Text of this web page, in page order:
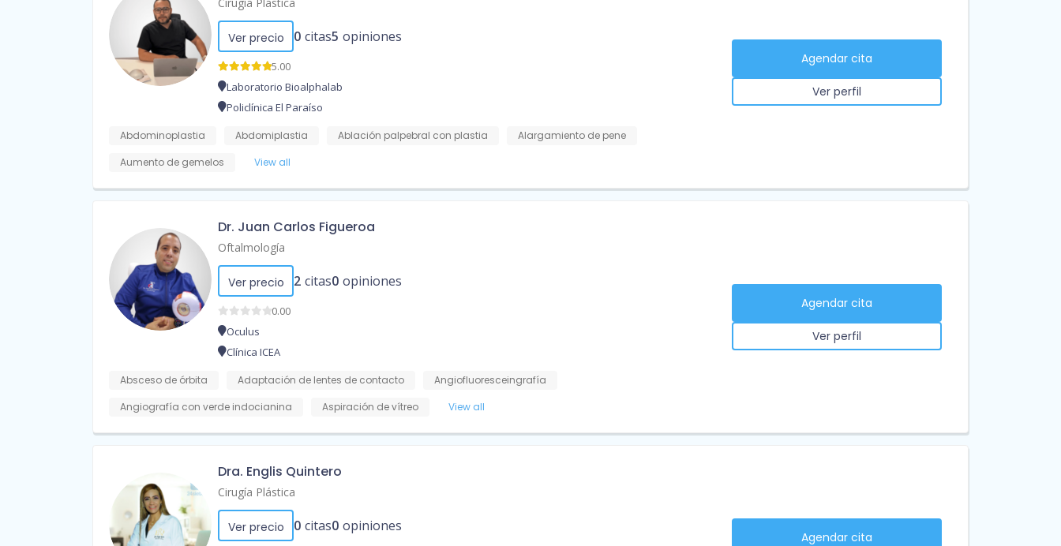
Ver precio 0 citas5 opiniones
5.00
Laboratorio Bioalphalab
Policlínica El Paraíso
Abdominoplastia Abdomiplastia Ablación palpebral con plastia
Alargamiento de pene
Aumento de gemelos
View all
Agendar cita
Ver perfil
Dr. Juan Carlos Figueroa
Oftalmología
Ver precio 2 citas0 opiniones
0.00
Oculus
Clínica ICEA
Absceso de órbita Adaptación de lentes de contacto
Angiofluoresceingrafía
Angiografía con verde indocianina
Aspiración de vítreo View all
Agendar cita
Ver perfil
Dra. Englis Quintero
Cirugía Plástica
Ver precio 0 citas0 opiniones
Agendar cita